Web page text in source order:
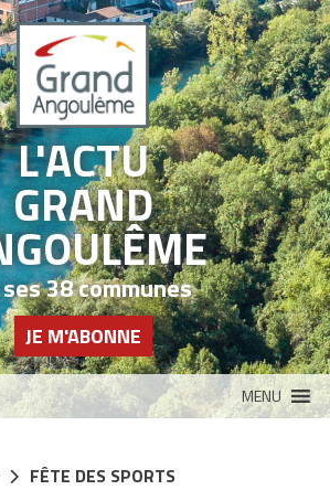
L'ACTU
GRAND
38 communes
JE M'ABONNE
MENU
FÊTE DES SPORTS
cookies